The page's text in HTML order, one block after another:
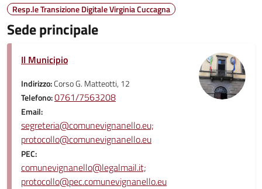
Resp.le Transizione Digitale Virginia Cuccagna
Sede principale
Il Municipio
Indirizzo:Corso G. Matteotti, 12
Telefono:0761/7563208
Email:
segreteria@comunevignanello.eu;
protocollo@comunevignanello.eu
PEC:
comunevignanello@legalmail.it;
protocollo@pec.comunevignanello.eu